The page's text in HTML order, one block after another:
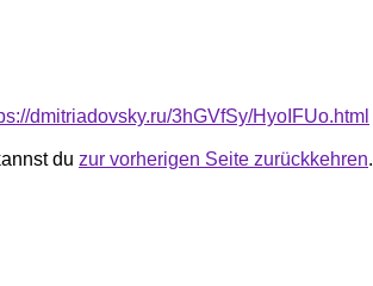
dmitriadovsky.ru/3hGVfSy/HyoIFUo.html
du zur vorherigen Seite zurückkehren.